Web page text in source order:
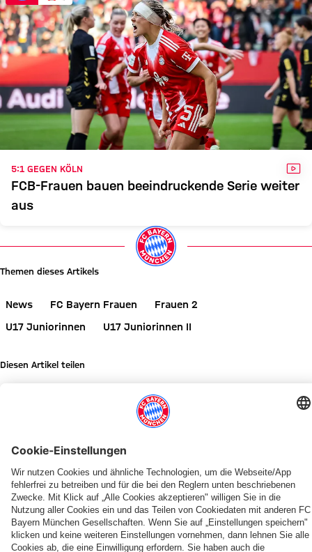
5:1 GEGEN KÖLN
FCB-Frauen bauen beeindruckende Serie weiter
aus
Themen dieses Artikels
News FC Bayern Frauen
Frauen 2
U17 Juniorinnen
U17 Juniorinnen II
Diesen Artikel teilen
FC BAYERN TV PLUS
Sonntag,
16
Uhr:
FC
Bayern
SPIELBERICHT
VIDEO
FCB-
Frauen
mit
Remis
LIVE BEI FC BAYERN TV PLUS
Bayerisch-
fränkisches
Duell:
FCB-
Frauen
FCB-FRAUEN
Edna
Imade
und
Franziska
Kett
AUF YOUTUBE
Recap:
Die
Allianz
Women's
Tour
Fanfest
der
FCB-
Frauen
im
Unterwegs
mit
den
FCB-
Zeitgenaue
Ansetzung
der
Spieltage
2
PARTNER